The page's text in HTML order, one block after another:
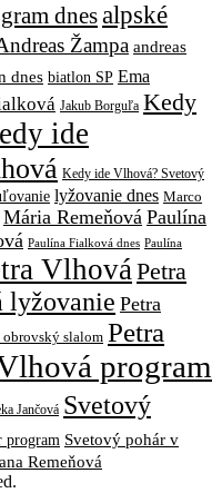
dnesalpské
Žampa andreas
dnes biatlon SP Ema
Jakub Borguľa Kedy
ide
Kedy ide Vlhová? Svetový
lyžovanie dnes Marco
Mária Remeňová Paulína
Paulína Fialková dnes Paulína
VlhováPetra
lyžovanie Petra
obrovský slalom Petra
program
Jančová Svetový
program Svetový pohár v
Remeňová